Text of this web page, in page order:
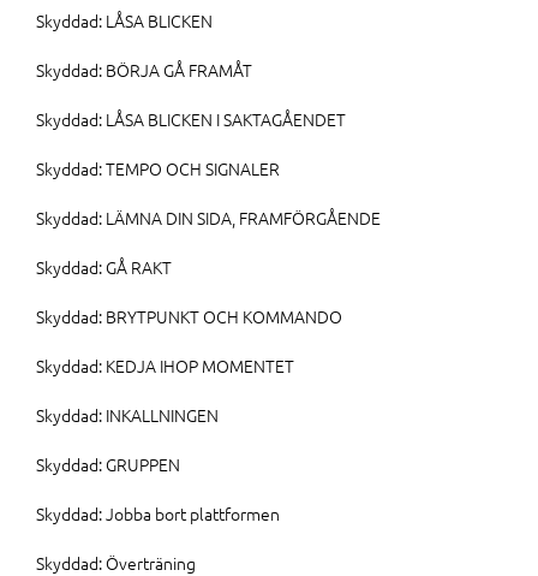
Skyddad: LÅSA BLICKEN
Skyddad: BÖRJA GÅ FRAMÅT
Skyddad: LÅSA BLICKEN I SAKTAGÅENDET
Skyddad: TEMPO OCH SIGNALER
Skyddad: LÄMNA DIN SIDA, FRAMFÖRGÅENDE
Skyddad: GÅ RAKT
Skyddad: BRYTPUNKT OCH KOMMANDO
Skyddad: KEDJA IHOP MOMENTET
Skyddad: INKALLNINGEN
Skyddad: GRUPPEN
Skyddad: Jobba bort plattformen
Skyddad: Överträning